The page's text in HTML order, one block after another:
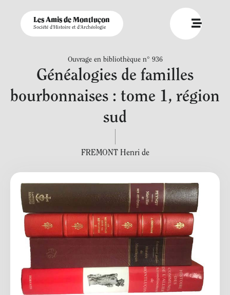
Les Amis de Montluçon
Société d'Histoire et d'Archéologie
Ouvrage en bibliothèque n° 936
Généalogies de familles
bourbonnaises : tome 1, région
sud
FREMONT Henri de